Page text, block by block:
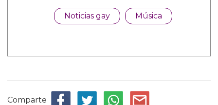
Noticias gay Música
Comparte